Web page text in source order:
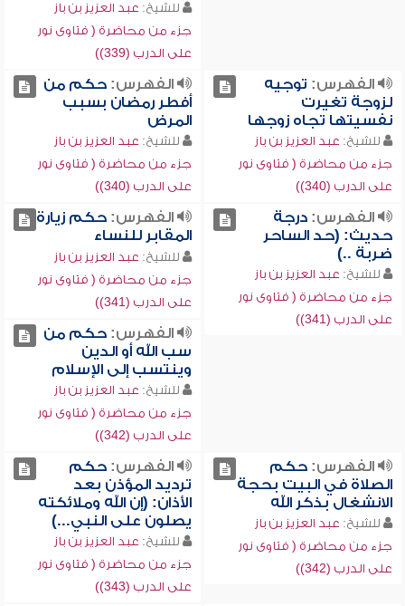
للشيخ: عبد العزيز بن باز
جزء من محاضرة ( فتاوى نور
على الدرب (339))
الفهرس: توجيه
لزوجة تغيرت
نفسيتها تجاه زوجها
للشيخ: عبد العزيز بن باز
جزء من محاضرة ( فتاوى نور
على الدرب (340))
الفهرس:حكم من
أفطر رمضان بسبب
المرض
للشيخ: عبد العزيز بن باز
جزء من محاضرة ( فتاوى نور
على الدرب (340))
الفهرس:درجة
حديث: (حد الساحر
ضربة ..)
للشيخ: عبد العزيز بن باز
جزء من محاضرة ( فتاوى نور
على الدرب (341))
الفهرس:حكم زيارة
المقابر للنساء
للشيخ: عبد العزيز بن باز
جزء من محاضرة ( فتاوى نور
على الدرب (341))
الفهرس:حكم من
سب الله أو الدين
وينتسب إلى الإسلام
للشيخ: عبد العزيز بن باز
جزء من محاضرة ( فتاوى نور
على الدرب (342))
الفهرس:حكم
الصلاة في البيت بحجة
الانشغال بذكر الله
للشيخ: عبد العزيز بن باز
جزء من محاضرة ( فتاوى نور
على الدرب (342))
الفهرس:حكم
ترديد المؤذن بعد
الأذان: (إن الله وملائكته
يصلون على النبي...)
للشيخ: عبد العزيز بن باز
جزء من محاضرة ( فتاوى نور
على الدرب (343))